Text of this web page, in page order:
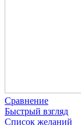
Сравнение
Быстрый взгляд
Список желаний